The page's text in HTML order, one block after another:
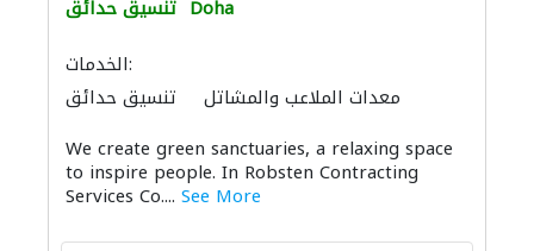
تنسيق حدائق Doha
الخدمات:
تنسيق حدائق
معدات الملاعب والمشاتل
We create green sanctuaries, a relaxing space
to inspire people. In Robsten Contracting
Services Co.... See More